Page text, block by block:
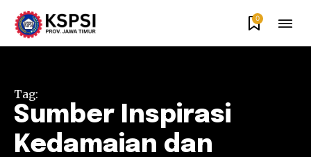
0
Tag:
Sumber Inspirasi
Kedamaian dan